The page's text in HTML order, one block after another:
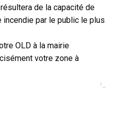
de la capacité de
par le public le plus
OLD à la mairie
votre zone à